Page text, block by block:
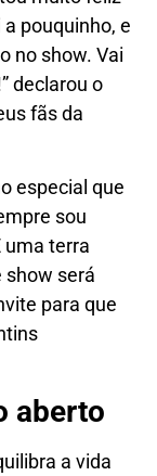
pouquinho, e
no show. Vai
declarou o
fãs da
especial que
sou
uma terra
show será
para que
aberto
a vida